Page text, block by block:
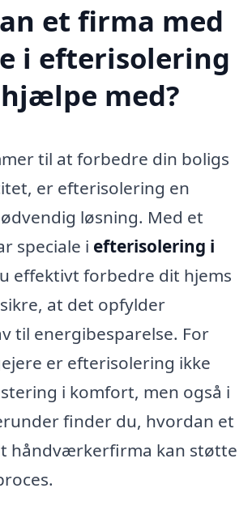
et firma med
i efterisolering
med?
til at forbedre din boligs
er efterisolering en
løsning. Med et
speciale i efterisolering i
effektivt forbedre dit hjems
at det opfylder
til energibesparelse. For
er efterisolering ikke
i komfort, men også i
finder du, hvordan et
håndværkerfirma kan støtte